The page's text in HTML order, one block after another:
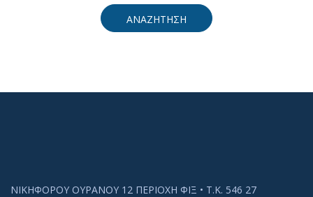
ΑΝΑΖΗΤΗΣΗ
ΝΙΚΗΦΟΡΟΥ ΟΥΡΑΝΟΥ 12 ΠΕΡΙΟΧΗ ΦΙΞ • Τ.Κ. 546 27